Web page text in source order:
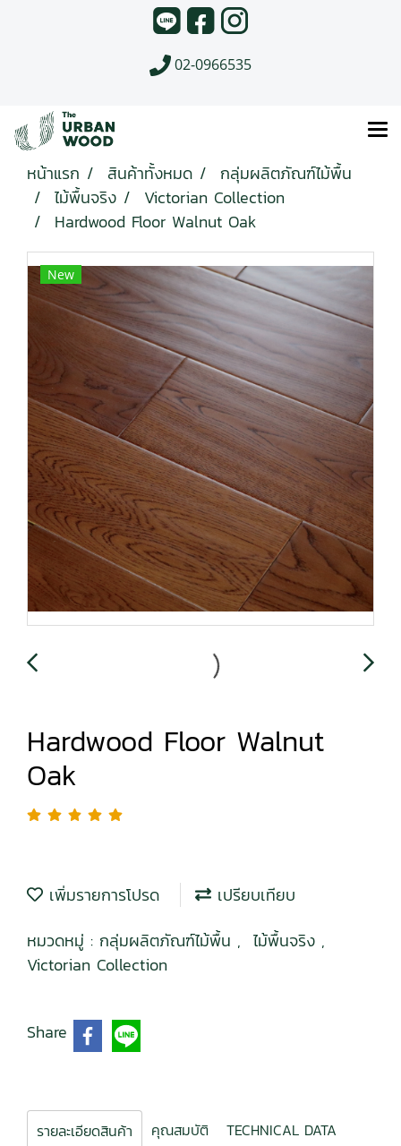
02-0966535
หน้าแรก สินค้าทั้งหมด
กลุ่มผลิตภัณฑ์ไม้พื้น
ไม้พื้นจริง
Victorian Collection
Hardwood Floor Walnut Oak
New
Hardwood Floor Walnut
Oak
เพิ่มรายการโปรด
เปรียบเทียบ
หมวดหมู่ : กลุ่มผลิตภัณฑ์ไม้พื้น , ไม้พื้นจริง ,
Victorian Collection
Share
รายละเอียดสินค้า คุณสมบัติ TECHNICAL DATA